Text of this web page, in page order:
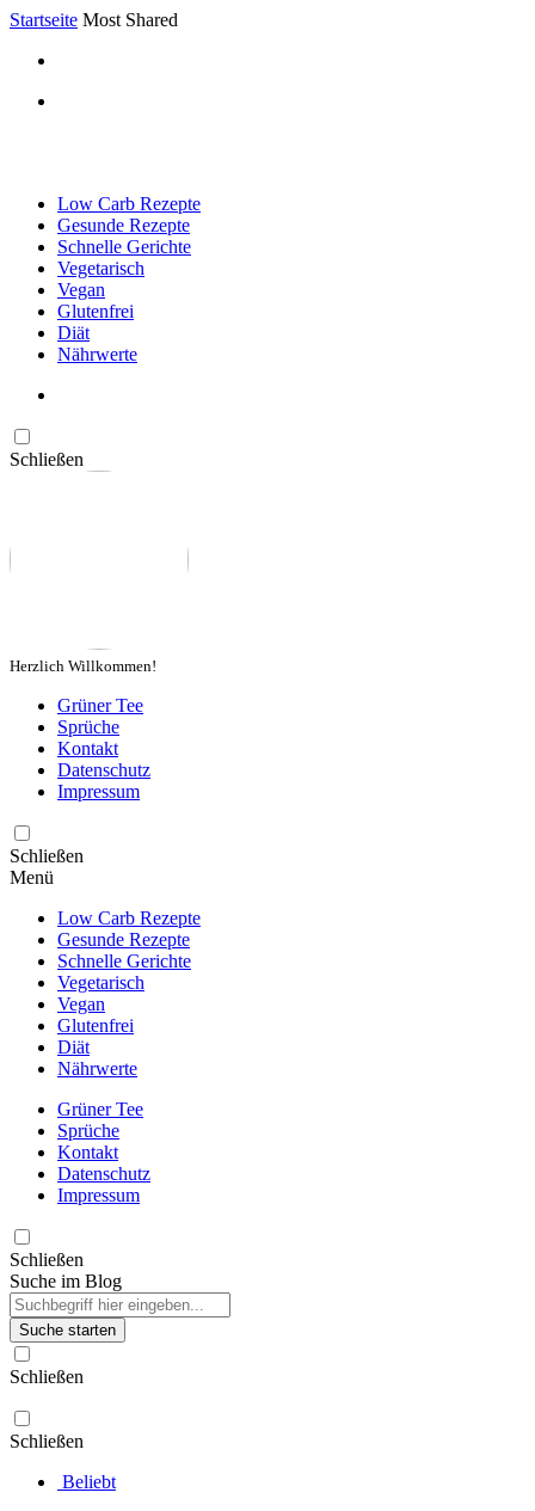
Startseite Most Shared
Low Carb Rezepte
Gesunde Rezepte
Schnelle Gerichte
Vegetarisch
Vegan
Glutenfrei
Diät
Nährwerte
Schließen
Herzlich Willkommen!
Grüner Tee
Sprüche
Kontakt
Datenschutz
Impressum
Schließen
Menü
Low Carb Rezepte
Gesunde Rezepte
Schnelle Gerichte
Vegetarisch
Vegan
Glutenfrei
Diät
Nährwerte
Grüner Tee
Sprüche
Kontakt
Datenschutz
Impressum
Schließen
Suche im Blog
Suche starten
Schließen
Schließen
Beliebt